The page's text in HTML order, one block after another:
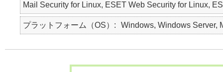
Mail Security for Linux, ESET Web Security for Linux,
プラットフォーム（OS） Windows, Windows Server,